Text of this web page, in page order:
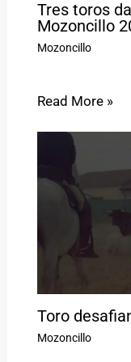
Tres toros
Mozoncillo
Mozoncillo
Read More »
Toro
Mozoncillo